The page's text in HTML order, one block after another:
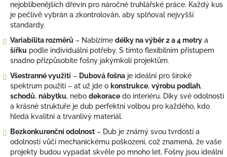
nejoblíbenějších dřevin pro náročné truhlářské práce. Každý kus
je pečlivě vybrán a zkontrolován, aby splňoval nejvyšší
standardy.
Variabilita rozměrů – Nabízíme délky na výběr 2 a 4 metry a
šířku podle individuální potřeby. S tímto flexibilním přístupem
snadno přizpůsobíte fošny jakýmkoli projektům.
Všestranné využití – Dubová fošna je ideální pro široké
spektrum použití – ať už jde o konstrukce, výrobu podlah,
schodů, nábytku, nebo dekorace do interiéru. Díky své odolnosti
a krásné struktuře je dub perfektní volbou pro každého, kdo
hledá kvalitní a trvanlivý materiál.
Bezkonkurenční odolnost – Dub je známý svou tvrdostí a
odolností vůči mechanickému poškození, což znamená, že vaše
projekty budou vypadat skvěle po mnoho let. Fošny jsou ideální